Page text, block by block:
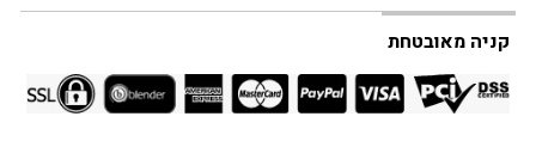
קניה מאובטחת